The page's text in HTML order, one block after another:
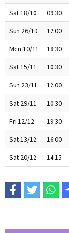
Sat 18/10 09:30
Sun 26/10 12:00
Mon 10/11 18:30
Sat 15/11 10:30
Sun 23/11 12:00
Sat 29/11 10:30
Fri 12/12 19:30
Sat 13/12 16:00
Sat 20/12 14:15